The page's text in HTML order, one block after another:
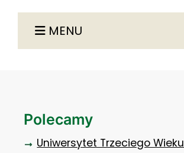
MENU
Polecamy
Uniwersytet Trzeciego Wieku